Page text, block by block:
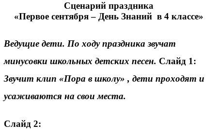
Сценарий праздника
«Первое сентября – День Знаний в 4 классе»
Ведущие дети. По ходу праздника звучат
минусовки школьных детских песен. Слайд 1:
Звучит клип «Пора в школу» , дети проходят и
усаживаются на свои места.
Слайд 2: